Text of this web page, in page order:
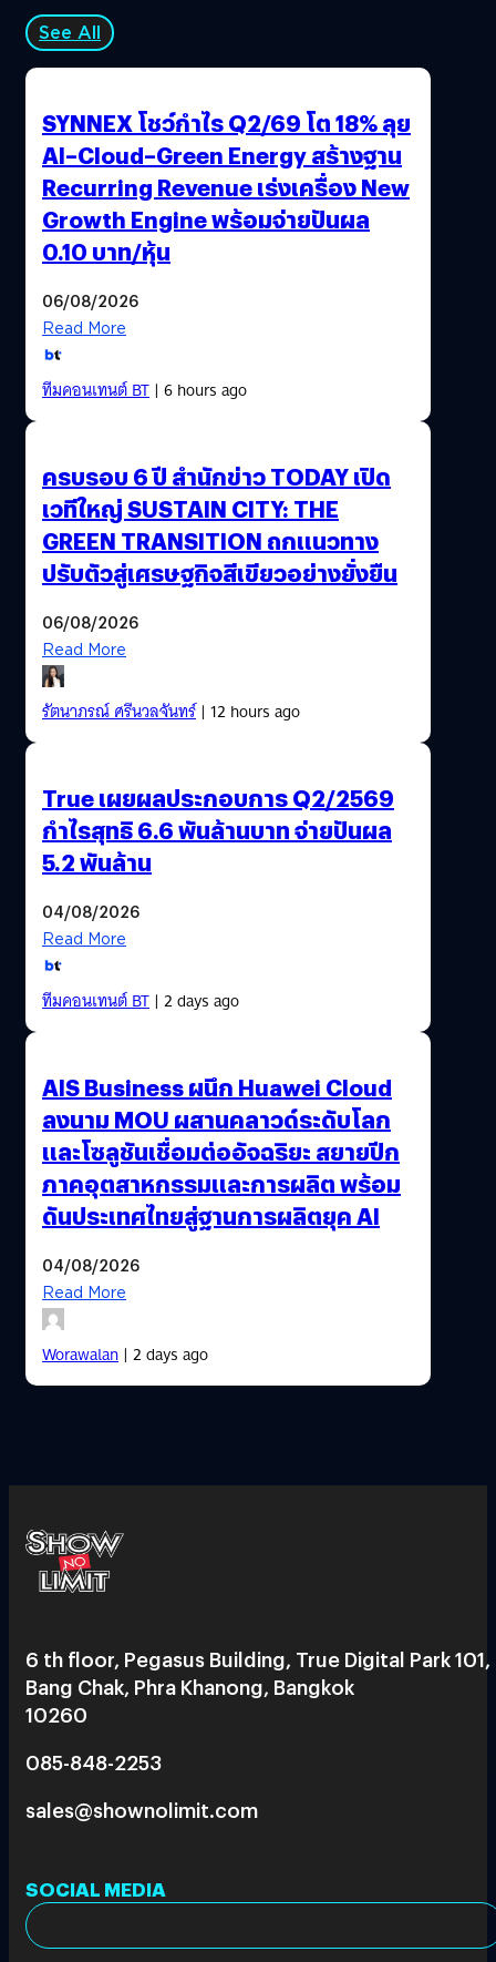
See All
SYNNEX โชว์กำไร Q2/69 โต 18% ลุย
AI–Cloud–Green Energy สร้างฐาน
Recurring Revenue เร่งเครื่อง New
Growth Engine พร้อมจ่ายปันผล
0.10 บาท/หุ้น
06/08/2026
Read More
ทีมคอนเทนต์ BT| 6 hours ago
ครบรอบ 6 ปี สำนักข่าว TODAY เปิด
เวทีใหญ่ SUSTAIN CITY: THE
GREEN TRANSITION ถกแนวทาง
ปรับตัวสู่เศรษฐกิจสีเขียวอย่างยั่งยืน
06/08/2026
Read More
รัตนาภรณ์ ศรีนวลจันทร์| 12 hours ago
True เผยผลประกอบการ Q2/2569
กำไรสุทธิ 6.6 พันล้านบาท จ่ายปันผล
5.2 พันล้าน
04/08/2026
Read More
ทีมคอนเทนต์ BT| 2 days ago
AIS Business ผนึก Huawei Cloud
ลงนาม MOU ผสานคลาวด์ระดับโลก
และโซลูชันเชื่อมต่ออัจฉริยะ สยายปีก
ภาคอุตสาหกรรมและการผลิต พร้อม
ดันประเทศไทยสู่ฐานการผลิตยุค AI
04/08/2026
Read More
Worawalan| 2 days ago
6 th floor, Pegasus Building, True Digital Park 101,
Bang Chak, Phra Khanong, Bangkok
10260
085-848-2253
sales@shownolimit.com
SOCIAL MEDIA